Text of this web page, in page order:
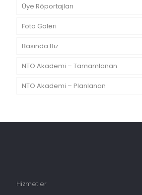
Üye Röportajları
Foto Galeri
Basında Biz
NTO Akademi – Tamamlanan
NTO Akademi – Planlanan
Hizmetler